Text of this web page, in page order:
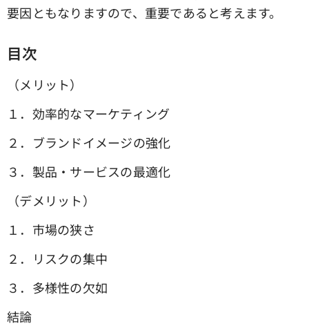
要因ともなりますので、重要であると考えます。
目次
（メリット）
１．効率的なマーケティング
２．ブランドイメージの強化
３．製品・サービスの最適化
（デメリット）
１．市場の狭さ
２．リスクの集中
３．多様性の欠如
結論